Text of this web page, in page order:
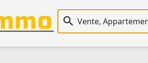
Recherche immobilière